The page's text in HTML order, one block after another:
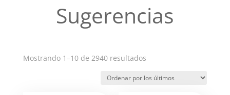
Sugerencias
Mostrando 1–10 de 2940 resultadosOrdenado
los